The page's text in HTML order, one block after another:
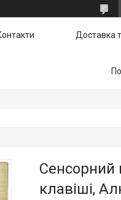
Доставка
Сенсорний
клавіші,